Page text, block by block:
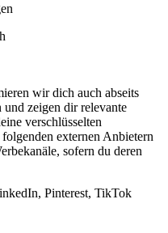
wir dich auch abseits
zeigen dir relevante
verschlüsselten
externen Anbietern
sofern du deren
Pinterest, TikTok